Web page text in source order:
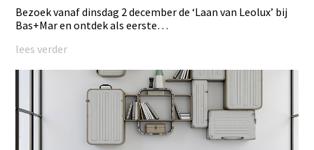
Bezoek vanaf dinsdag 2 december de ‘Laan van Leolux’ bij
Bas+Mar en ontdek als eerste…
lees verder